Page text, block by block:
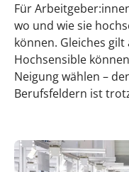
Berufe für
Kürze
Für
wo und wie sie
können. Gleiches
Hochsensible
Neigung wählen –
Berufsfeldern ist